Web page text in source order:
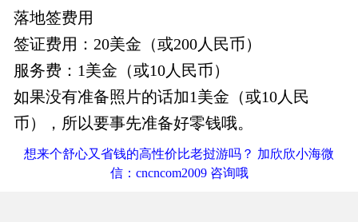
落地签费用
签证费用：20美金（或200人民币）
服务费：1美金（或10人民币）
如果没有准备照片的话加1美金（或10人民
币），所以要事先准备好零钱哦。
想来个舒心又省钱的高性价比老挝游吗？ 加欣欣小海微
信：cncncom2009 咨询哦